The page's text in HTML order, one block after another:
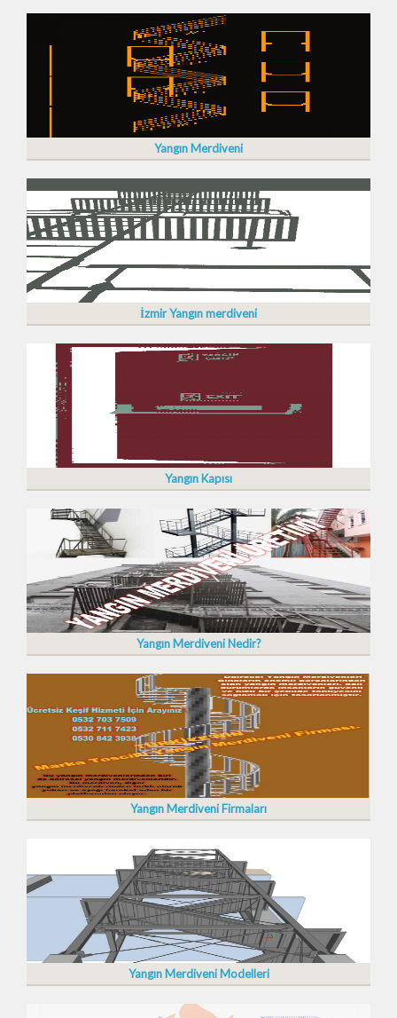
Yangın Merdiveni
İzmir Yangın merdiveni
Yangın Kapısı
Yangın Merdiveni Nedir?
Yangın Merdiveni Firmaları
Yangın Merdiveni Modelleri